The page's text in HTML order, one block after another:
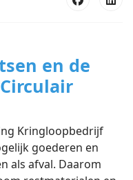
en de
Kringloopbedrijf
goederen en
als afval. Daarom